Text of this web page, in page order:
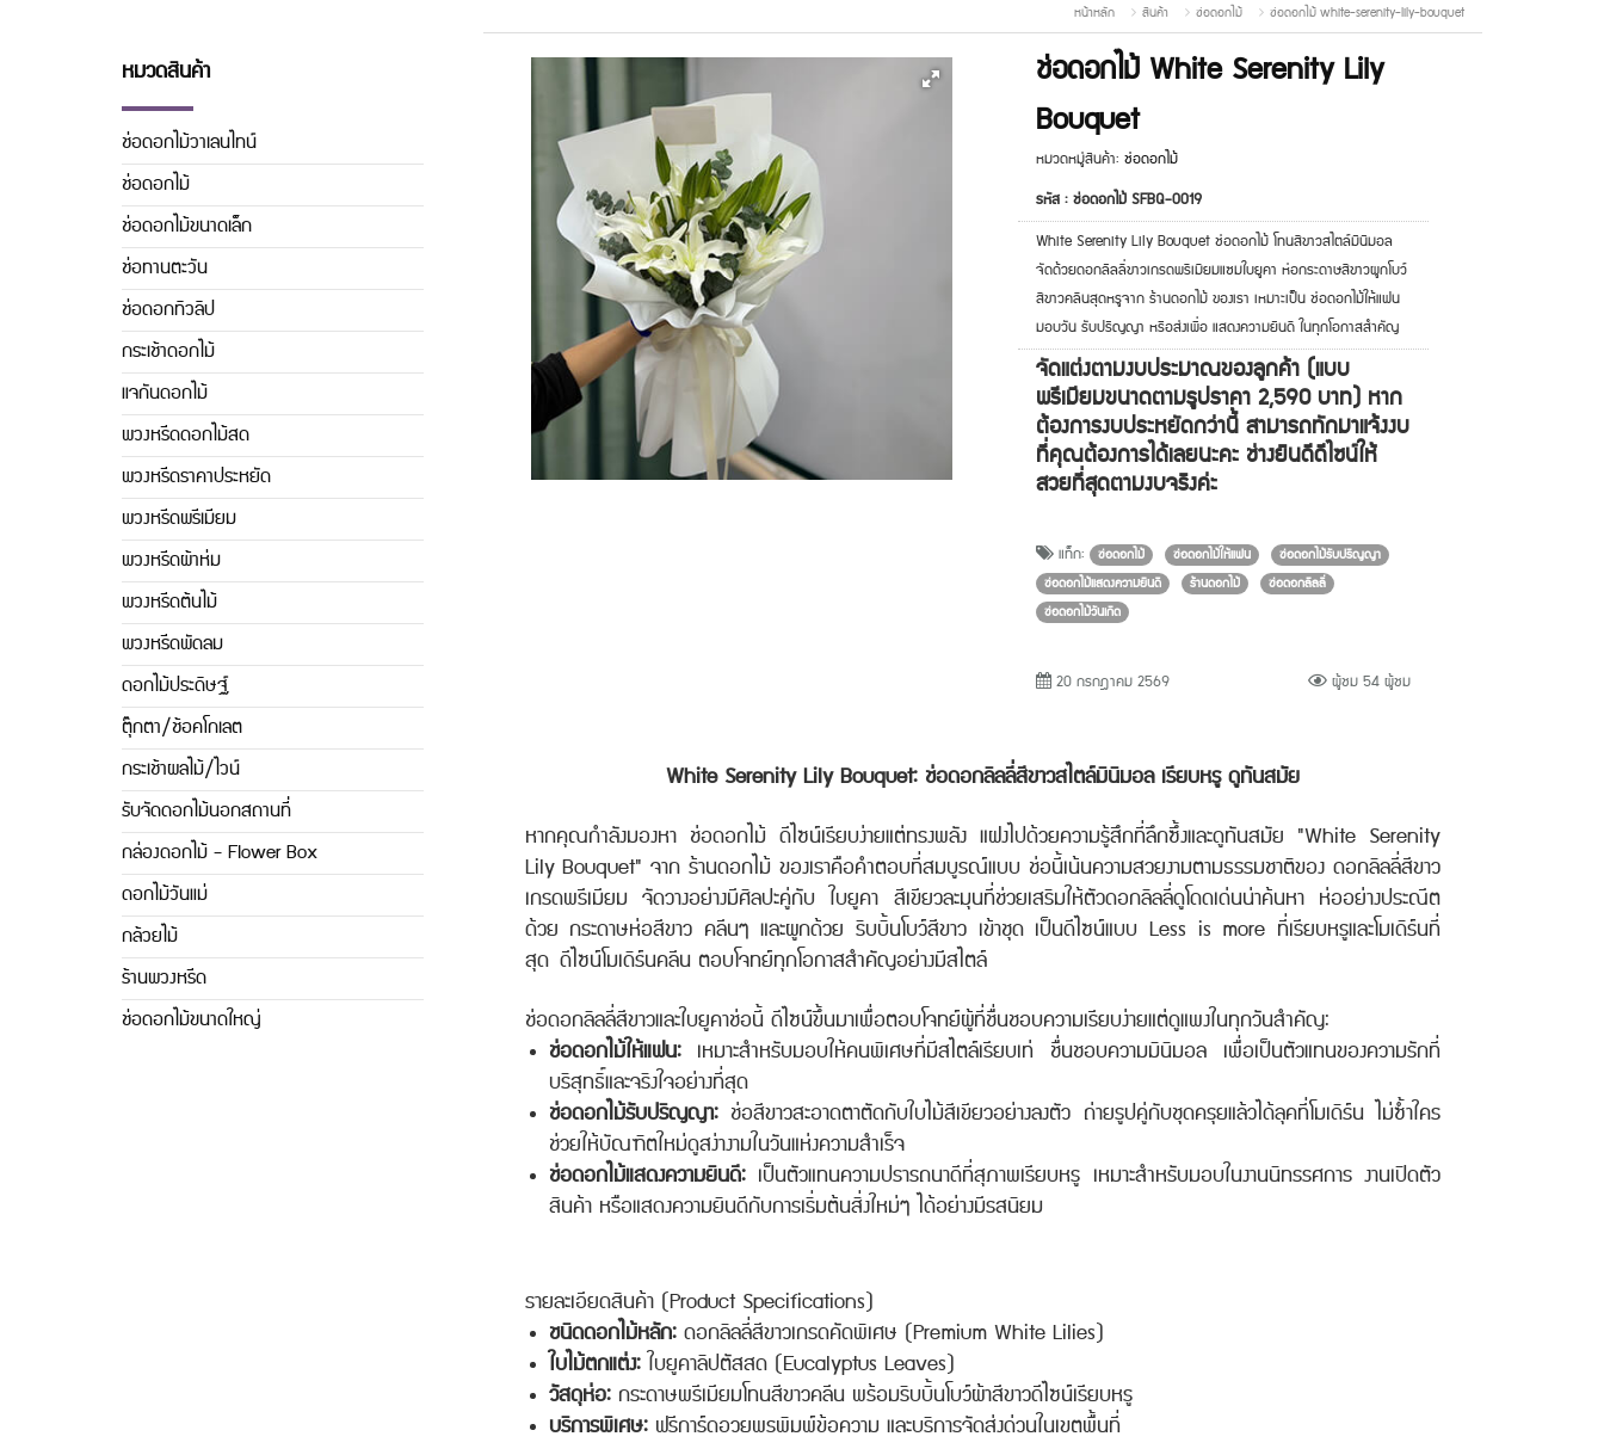
หน้าหลัก สินค้า ช่อดอกไม้ ช่อดอกไม้ white-serenity-lily-bouquet
ช่อดอกไม้ White Serenity Lily
Bouquet
หมวดหมู่สินค้า:ช่อดอกไม้
รหัส : ช่อดอกไม้ SFBQ-0019
White Serenity Lily Bouquet ช่อดอกไม้ โทนสีขาวสไตล์มินิมอล
จัดด้วยดอกลิลลี่ขาวเกรดพรีเมียมแซมใบยูคา ห่อกระดาษสีขาวผูกโบว์
สีขาวคลีนสุดหรูจาก ร้านดอกไม้ ของเรา เหมาะเป็น ช่อดอกไม้ให้แฟน
มอบวัน รับปริญญา หรือส่งเพื่อ แสดงความยินดี ในทุกโอกาสสำคัญ
จัดแต่งตามงบประมาณของลูกค้า (แบบ
พรีเมียมขนาดตามรูปราคา 2,590 บาท) หาก
ต้องการงบประหยัดกว่านี้ สามารถทักมาแจ้งงบ
ที่คุณต้องการได้เลยนะคะ ช่างยินดีดีไซน์ให้
สวยที่สุดตามงบจริงค่ะ
แท็ก: ช่อดอกไม้ ช่อดอกไม้ให้แฟน
ช่อดอกไม้รับปริญญา
ช่อดอกไม้แสดงความยินดี
ร้านดอกไม้
ช่อดอกลิลลี่
ช่อดอกไม้วันเกิด
20 กรกฎาคม 2569 ผู้ชม 54 ผู้ชม
White Serenity Lily Bouquet: ช่อดอกลิลลี่สีขาวสไตล์มินิมอล เรียบหรู ดูทันสมัย
หากคุณกำลังมองหา ช่อดอกไม้ ดีไซน์เรียบง่ายแต่ทรงพลัง แฝงไปด้วยความรู้สึกที่ลึกซึ้งและดูทันสมัย "White Serenity
Lily Bouquet" จาก ร้านดอกไม้ ของเราคือคำตอบที่สมบูรณ์แบบ ช่อนี้เน้นความสวยงามตามธรรมชาติของ ดอกลิลลี่สีขาว
เกรดพรีเมียม จัดวางอย่างมีศิลปะคู่กับ ใบยูคา สีเขียวละมุนที่ช่วยเสริมให้ตัวดอกลิลลี่ดูโดดเด่นน่าค้นหา ห่ออย่างประณีต
ด้วย กระดาษห่อสีขาว คลีนๆ และผูกด้วย ริบบิ้นโบว์สีขาว เข้าชุด เป็นดีไซน์แบบ Less is more ที่เรียบหรูและโมเดิร์นที่
สุด ดีไซน์โมเดิร์นคลีน ตอบโจทย์ทุกโอกาสสำคัญอย่างมีสไตล์
ช่อดอกลิลลี่สีขาวและใบยูคาช่อนี้ ดีไซน์ขึ้นมาเพื่อตอบโจทย์ผู้ที่ชื่นชอบความเรียบง่ายแต่ดูแพงในทุกวันสำคัญ:
ช่อดอกไม้ให้แฟน:เหมาะสำหรับมอบให้คนพิเศษที่มีสไตล์เรียบเท่ ชื่นชอบความมินิมอล เพื่อเป็นตัวแทนของความรักที่
บริสุทธิ์และจริงใจอย่างที่สุด
ช่อดอกไม้รับปริญญา:ช่อสีขาวสะอาดตาตัดกับใบไม้สีเขียวอย่างลงตัว ถ่ายรูปคู่กับชุดครุยแล้วได้ลุคที่โมเดิร์น ไม่ซ้ำใคร
ช่วยให้บัณฑิตใหม่ดูสง่างามในวันแห่งความสำเร็จ
ช่อดอกไม้แสดงความยินดี:เป็นตัวแทนความปรารถนาดีที่สุภาพเรียบหรู เหมาะสำหรับมอบในงานนิทรรศการ งานเปิดตัว
สินค้า หรือแสดงความยินดีกับการเริ่มต้นสิ่งใหม่ๆ ได้อย่างมีรสนิยม
รายละเอียดสินค้า (Product Specifications)
ชนิดดอกไม้หลัก:ดอกลิลลี่สีขาวเกรดคัดพิเศษ (Premium White Lilies)
ใบไม้ตกแต่ง:ใบยูคาลิปตัสสด (Eucalyptus Leaves)
วัสดุห่อ:กระดาษพรีเมียมโทนสีขาวคลีน พร้อมริบบิ้นโบว์ผ้าสีขาวดีไซน์เรียบหรู
บริการพิเศษ:ฟรีการ์ดอวยพรพิมพ์ข้อความ และบริการจัดส่งด่วนในเขตพื้นที่
หมวดสินค้า
ช่อดอกไม้วาเลนไทน์
ช่อดอกไม้
ช่อดอกไม้ขนาดเล็ก
ช่อทานตะวัน
ช่อดอกทิวลิิป
กระเช้าดอกไม้
แจกันดอกไม้
พวงหรีดดอกไม้สด
พวงหรีดราคาประหยัด
พวงหรีดพรีเมียม
พวงหรีดผ้าห่ม
พวงหรีดต้นไม้
พวงหรีดพัดลม
ดอกไม้ประดิษฐ์
ตุ๊กตา/ช้อคโกเลต
กระเช้าผลไม้/ไวน์
รับจัดดอกไม้นอกสถานที่
กล่องดอกไม้ - Flower Box
ดอกไม้วันแม่
กล้วยไม้
ร้านพวงหรีด
ช่อดอกไม้ขนาดใหญ่